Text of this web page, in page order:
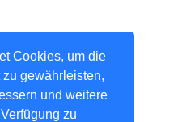
Cookies, um die
gewährleisten,
und weitere
zu